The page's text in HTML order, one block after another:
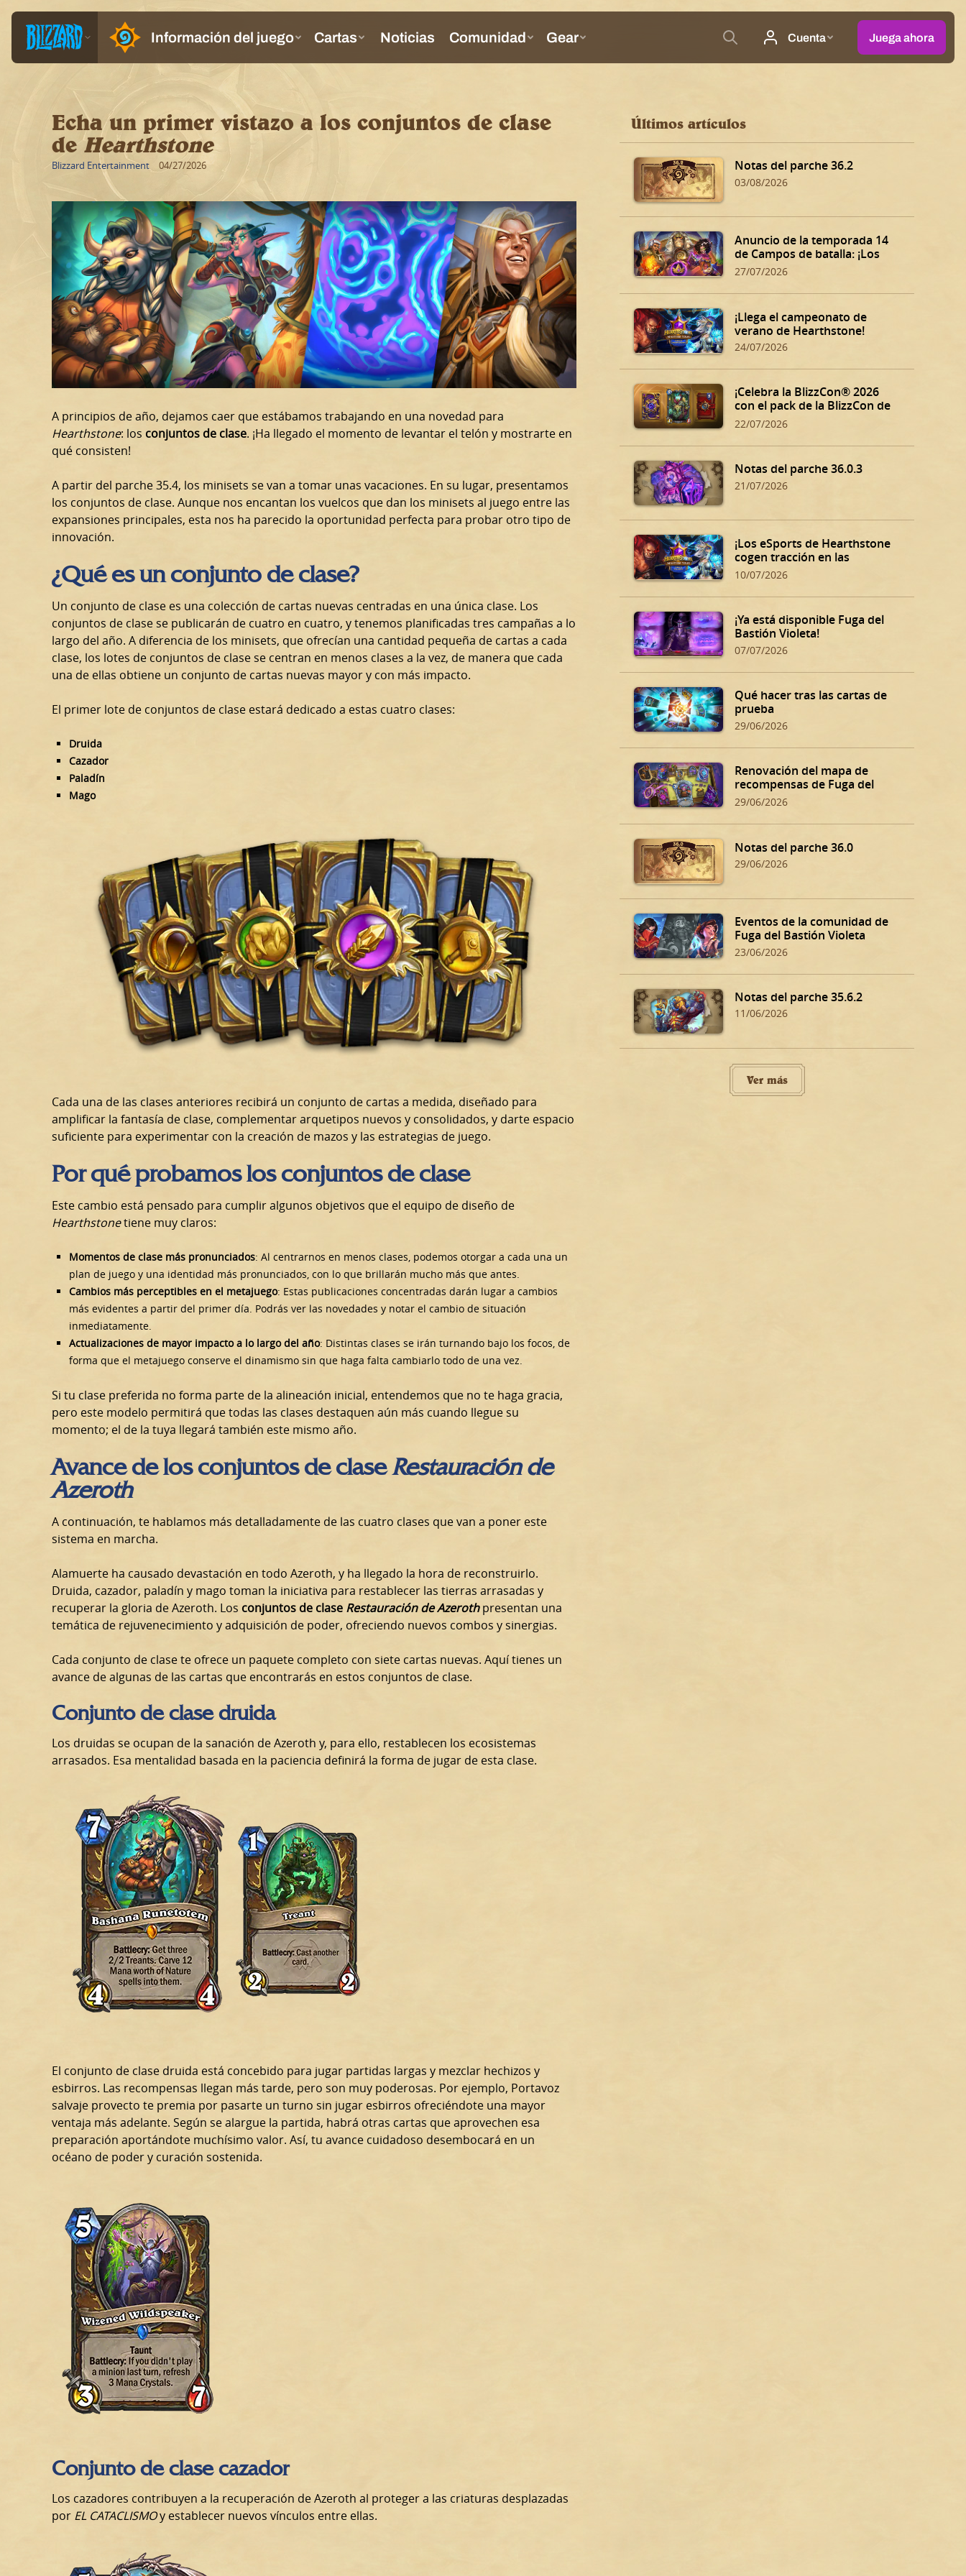
Echa un primer vistazo a los conjuntos de clase
deHearthstone
Blizzard Entertainment 04/27/2026
A principios de año, dejamos caer que estábamos trabajando en una novedad para
Hearthstone: los conjuntos de clase. ¡Ha llegado el momento de levantar el telón y mostrarte en
qué consisten!
A partir del parche 35.4, los minisets se van a tomar unas vacaciones. En su lugar, presentamos
los conjuntos de clase. Aunque nos encantan los vuelcos que dan los minisets al juego entre las
expansiones principales, esta nos ha parecido la oportunidad perfecta para probar otro tipo de
innovación.
¿Qué es un conjunto de clase?
Un conjunto de clase es una colección de cartas nuevas centradas en una única clase. Los
conjuntos de clase se publicarán de cuatro en cuatro, y tenemos planificadas tres campañas a lo
largo del año. A diferencia de los minisets, que ofrecían una cantidad pequeña de cartas a cada
clase, los lotes de conjuntos de clase se centran en menos clases a la vez, de manera que cada
una de ellas obtiene un conjunto de cartas nuevas mayor y con más impacto.
El primer lote de conjuntos de clase estará dedicado a estas cuatro clases:
Druida
Cazador
Paladín
Mago
Cada una de las clases anteriores recibirá un conjunto de cartas a medida, diseñado para
amplificar la fantasía de clase, complementar arquetipos nuevos y consolidados, y darte espacio
suficiente para experimentar con la creación de mazos y las estrategias de juego.
Por qué probamos los conjuntos de clase
Este cambio está pensado para cumplir algunos objetivos que el equipo de diseño de
Hearthstonetiene muy claros:
Momentos de clase más pronunciados: Al centrarnos en menos clases, podemos otorgar a cada una un
plan de juego y una identidad más pronunciados, con lo que brillarán mucho más que antes.
Cambios más perceptibles en el metajuego: Estas publicaciones concentradas darán lugar a cambios
más evidentes a partir del primer día. Podrás ver las novedades y notar el cambio de situación
inmediatamente.
Actualizaciones de mayor impacto a lo largo del año: Distintas clases se irán turnando bajo los focos, de
forma que el metajuego conserve el dinamismo sin que haga falta cambiarlo todo de una vez.
Si tu clase preferida no forma parte de la alineación inicial, entendemos que no te haga gracia,
pero este modelo permitirá que todas las clases destaquen aún más cuando llegue su
momento; el de la tuya llegará también este mismo año.
Avance de los conjuntos de claseRestauración de
Azeroth
A continuación, te hablamos más detalladamente de las cuatro clases que van a poner este
sistema en marcha.
Alamuerte ha causado devastación en todo Azeroth, y ha llegado la hora de reconstruirlo.
Druida, cazador, paladín y mago toman la iniciativa para restablecer las tierras arrasadas y
recuperar la gloria de Azeroth. Los conjuntos de clase Restauración de Azerothpresentan una
temática de rejuvenecimiento y adquisición de poder, ofreciendo nuevos combos y sinergias.
Cada conjunto de clase te ofrece un paquete completo con siete cartas nuevas. Aquí tienes un
avance de algunas de las cartas que encontrarás en estos conjuntos de clase.
Conjunto de clase druida
Los druidas se ocupan de la sanación de Azeroth y, para ello, restablecen los ecosistemas
arrasados. Esa mentalidad basada en la paciencia definirá la forma de jugar de esta clase.
El conjunto de clase druida está concebido para jugar partidas largas y mezclar hechizos y
esbirros. Las recompensas llegan más tarde, pero son muy poderosas. Por ejemplo, Portavoz
salvaje provecto te premia por pasarte un turno sin jugar esbirros ofreciéndote una mayor
ventaja más adelante. Según se alargue la partida, habrá otras cartas que aprovechen esa
preparación aportándote muchísimo valor. Así, tu avance cuidadoso desembocará en un
océano de poder y curación sostenida.
Conjunto de clase cazador
Los cazadores contribuyen a la recuperación de Azeroth al proteger a las criaturas desplazadas
por EL CATACLISMOy establecer nuevos vínculos entre ellas.
Últimos artículos
Notas del parche 36.2
03/08/2026
Anuncio de la temporada 14
de Campos de batalla: ¡Los
Dones siniestros de Dalaran!
27/07/2026
¡Llega el campeonato de
verano de Hearthstone!
24/07/2026
¡Celebra la BlizzCon® 2026
con el pack de la BlizzCon de
Hearthstone!
22/07/2026
Notas del parche 36.0.3
21/07/2026
¡Los eSports de Hearthstone
cogen tracción en las
eliminatorias de verano!
10/07/2026
¡Ya está disponible Fuga del
Bastión Violeta!
07/07/2026
Qué hacer tras las cartas de
prueba
29/06/2026
Renovación del mapa de
recompensas de Fuga del
Bastión Violeta
29/06/2026
Notas del parche 36.0
29/06/2026
Eventos de la comunidad de
Fuga del Bastión Violeta
23/06/2026
Notas del parche 35.6.2
11/06/2026
Ver más